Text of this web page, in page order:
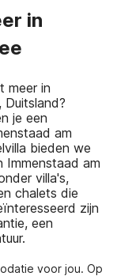
in
meer in
je een
am
bieden we
Immenstaad am
villa's,
chalets die
zijn
een
voor jou. Op